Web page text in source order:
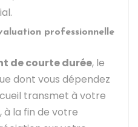
professionnelle
de courte durée, le
dont vous dépendez
transmet à votre
à la fin de votre